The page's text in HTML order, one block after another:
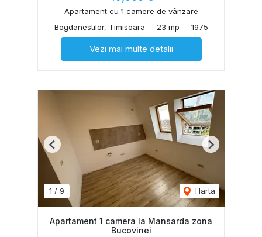
Apartament cu 1 camere de vânzare
Bogdanestilor, Timisoara
23 mp 1975
Vezi mai multe detalii
1 / 9 Harta
Previous Next
Apartament 1 camera la Mansarda zona
Bucovinei